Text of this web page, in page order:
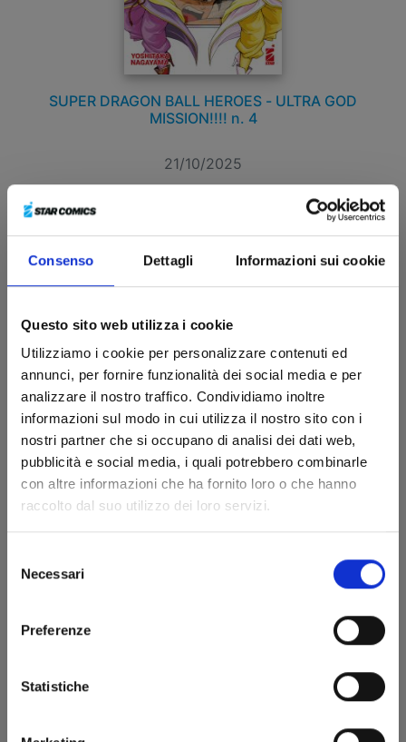
Consenso Dettagli Informazioni sui cookie
Questo sito web utilizza i cookie
Utilizziamo i cookie per personalizzare contenuti ed
annunci, per fornire funzionalità dei social media e per
analizzare il nostro traffico. Condividiamo inoltre
informazioni sul modo in cui utilizza il nostro sito con i
nostri partner che si occupano di analisi dei dati web,
pubblicità e social media, i quali potrebbero combinarle
con altre informazioni che ha fornito loro o che hanno
raccolto dal suo utilizzo dei loro servizi.
delNecessari
Preferenze
Statistiche
SUPER DRAGON BALL HEROES - ULTRA GOD
MISSION!!!! n. 4
21/10/2025